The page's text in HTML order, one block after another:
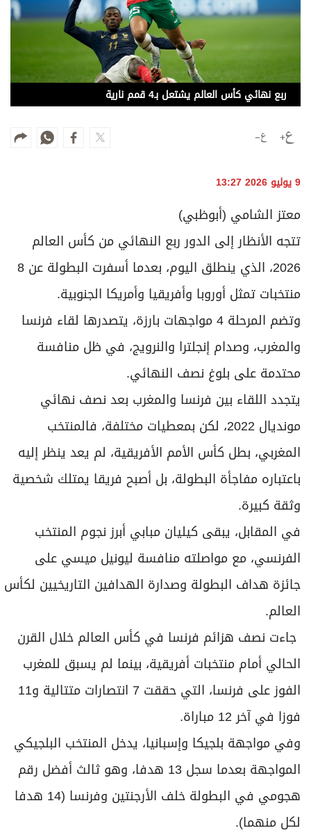
تغطيات
فيديو
بودكاست
إنفوجراف
كاريكتير
برامج
عدد اليوم
مواقيت الصلاة
الأحوال الجوية
ربع نهائي كأس العالم يشتعل بـ4 قمم نارية
9 يوليو 2026 13:27
معتز الشامي (أبوظبي)
تتجه الأنظار إلى الدور ربع النهائي من كأس العالم
2026، الذي ينطلق اليوم، بعدما أسفرت البطولة عن 8
منتخبات تمثل أوروبا وأفريقيا وأمريكا الجنوبية.
وتضم المرحلة 4 مواجهات بارزة، يتصدرها لقاء فرنسا
والمغرب، وصدام إنجلترا والنرويج، في ظل منافسة
محتدمة على بلوغ نصف النهائي.
يتجدد اللقاء بين فرنسا والمغرب بعد نصف نهائي
مونديال 2022، لكن بمعطيات مختلفة، فالمنتخب
المغربي، بطل كأس الأمم الأفريقية، لم يعد ينظر إليه
باعتباره مفاجأة البطولة، بل أصبح فريقا يمتلك شخصية
وثقة كبيرة.
في المقابل، يبقى كيليان مبابي أبرز نجوم المنتخب
الفرنسي، مع مواصلته منافسة ليونيل ميسي على
جائزة هداف البطولة وصدارة الهدافين التاريخيين لكأس
العالم.
جاءت نصف هزائم فرنسا في كأس العالم خلال القرن
الحالي أمام منتخبات أفريقية، بينما لم يسبق للمغرب
الفوز على فرنسا، التي حققت 7 انتصارات متتالية و11
فوزا في آخر 12 مباراة.
وفي مواجهة بلجيكا وإسبانيا، يدخل المنتخب البلجيكي
المواجهة بعدما سجل 13 هدفا، وهو ثالث أفضل رقم
هجومي في البطولة خلف الأرجنتين وفرنسا (14 هدفا
لكل منهما).